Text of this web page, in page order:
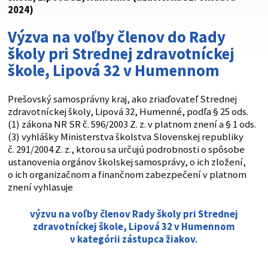
2024)
Výzva na voľby členov do Rady
školy pri Strednej zdravotníckej
škole, Lipová 32 v Humennom
Prešovský samosprávny kraj, ako zriaďovateľ Strednej
zdravotníckej školy, Lipová 32, Humenné, podľa § 25 ods.
(1) zákona NR SR č. 596/2003 Z. z. v platnom znení a § 1 ods.
(3) vyhlášky Ministerstva školstva Slovenskej republiky
č. 291/2004 Z. z., ktorou sa určujú podrobnosti o spôsobe
ustanovenia orgánov školskej samosprávy, o ich zložení,
o ich organizačnom a finančnom zabezpečení v platnom
znení vyhlasuje
výzvu na voľby členov Rady školy pri Strednej
zdravotníckej škole, Lipová 32 v Humennom
v kategórii zástupca žiakov.